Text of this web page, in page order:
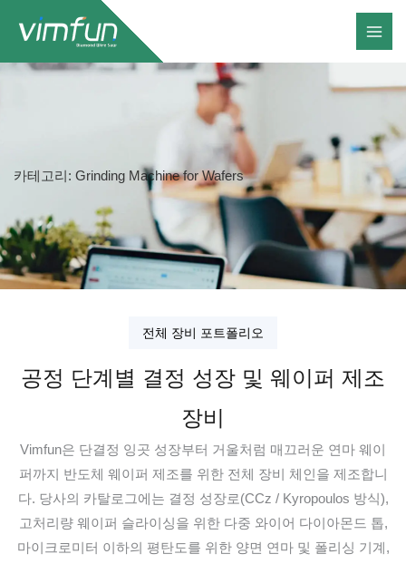
츠
카테고리: Grinding Machine for Wafers
전체 장비 포트폴리오
공정 단계별 결정 성장 및 웨이퍼 제조
장비
Vimfun은 단결정 잉곳 성장부터 거울처럼 매끄러운 연마 웨이
퍼까지 반도체 웨이퍼 제조를 위한 전체 장비 체인을 제조합니
다. 당사의 카탈로그에는 결정 성장로(CCz / Kyropoulos 방식),
고처리량 웨이퍼 슬라이싱을 위한 다중 와이어 다이아몬드 톱,
마이크로미터 이하의 평탄도를 위한 양면 연마 및 폴리싱 기계,